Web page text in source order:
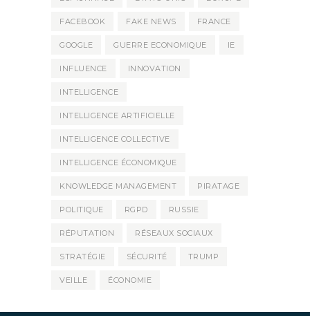
FACEBOOK FAKE NEWS FRANCE
GOOGLE GUERRE ECONOMIQUE IE
INFLUENCE INNOVATION
INTELLIGENCE
INTELLIGENCE ARTIFICIELLE
INTELLIGENCE COLLECTIVE
INTELLIGENCE ÉCONOMIQUE
KNOWLEDGE MANAGEMENT PIRATAGE
POLITIQUE RGPD RUSSIE
RÉPUTATION RÉSEAUX SOCIAUX
STRATÉGIE SÉCURITÉ TRUMP
VEILLE ÉCONOMIE